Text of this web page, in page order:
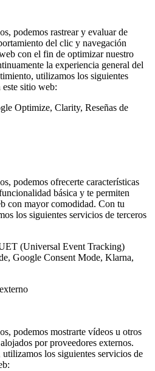
podemos rastrear y evaluar de
del clic y navegación
con el fin de optimizar nuestro
la experiencia general del
utilizamos los siguientes
este sitio web:
Optimize, Clarity, Reseñas de
podemos ofrecerte características
básica y te permiten
con mayor comodidad. Con tu
los siguientes servicios de terceros
(Universal Event Tracking)
Google Consent Mode, Klarna,
podemos mostrarte vídeos u otros
por proveedores externos.
los siguientes servicios de